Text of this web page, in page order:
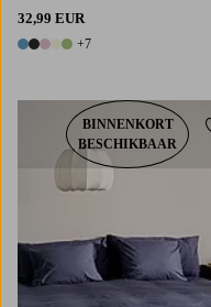
32,99 EUR
12 kleuren
+7
BINNENKORT
BESCHIKBAAR
120X200140X200
180X200